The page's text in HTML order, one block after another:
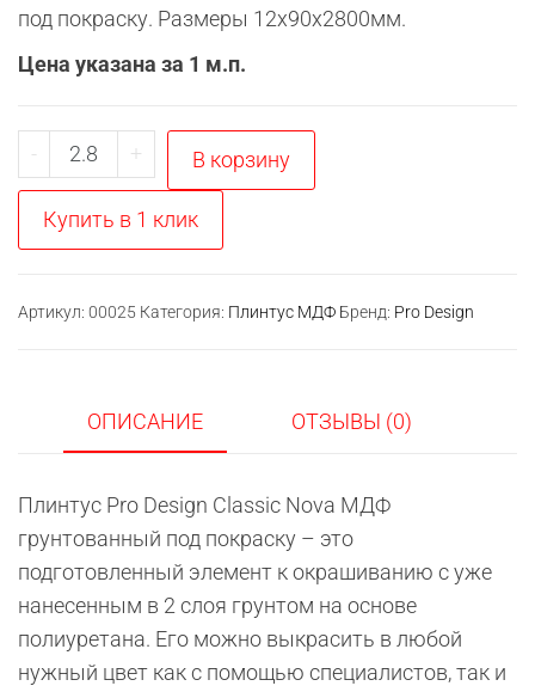
под покраску. Размеры 12х90х2800мм.
Цена указана за 1 м.п.
-
Количество
товара
МДФ
плинтус
Design
покраску
мм
+ В корзину
Купить в 1 клик
Артикул: 00025 Категория: Плинтус МДФ Бренд: Pro Design
ОПИСАНИЕ ОТЗЫВЫ (0)
Плинтус Pro Design Classic Nova МДФ
грунтованный под покраску – это
подготовленный элемент к окрашиванию с уже
нанесенным в 2 слоя грунтом на основе
полиуретана. Его можно выкрасить в любой
нужный цвет как с помощью специалистов, так и